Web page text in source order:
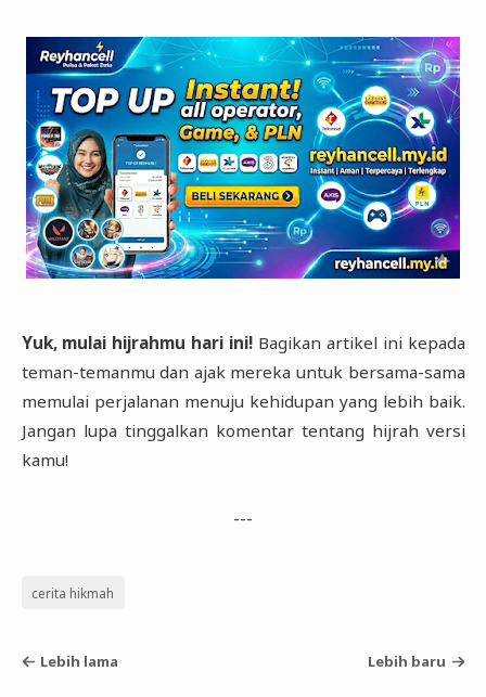
Yuk, mulai hijrahmu hari ini! Bagikan artikel ini kepada
teman-temanmu dan ajak mereka untuk bersama-sama
memulai perjalanan menuju kehidupan yang lebih baik.
Jangan lupa tinggalkan komentar tentang hijrah versi
kamu!
---
cerita hikmah
Lebih lama Lebih baru